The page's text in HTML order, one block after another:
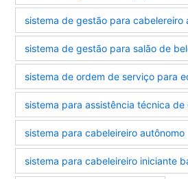
sistema de gestão para cabelereiro
sistema de gestão para salão de
sistema de ordem de serviço para
sistema para assistência técnica de
sistema para cabeleireiro autônomo
sistema para cabeleireiro iniciante